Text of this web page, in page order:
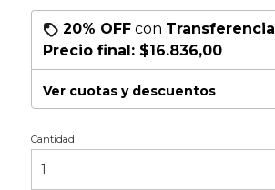
20% OFFcon Transferencia
Precio final: $16.836,00
Ver cuotas y descuentos
Cantidad